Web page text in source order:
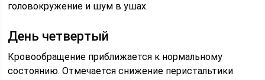
головокружение и шум в ушах.
День четвертый
Кровообращение приближается к нормальному
состоянию. Отмечается снижение перистальтики